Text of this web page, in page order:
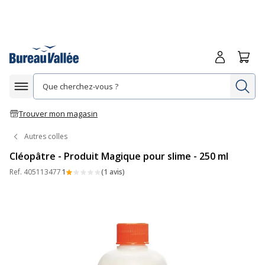
Afficher la navigation
Trouver mon magasin
Me
Autres colles
Cléopâtre - Produit Magique pour slime - 250 ml
Ref. 4051134771 (1 avis)